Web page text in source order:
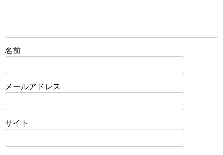
名前
メールアドレス
サイト